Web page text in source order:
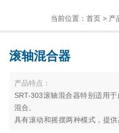
当前位置： 首页 > 产
滚轴混合器
产品特点：
SRT-303滚轴混合器特别适用
混合。
具有滚动和摇摆两种模式，提